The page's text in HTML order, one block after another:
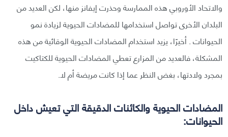
والاتحاد الأوروبي هذه الممارسة وحذرت إيفانز منها، لكن العديد من
البلدان الأخرى تواصل استخدامها للمضادات الحيوية لزيادة نمو
الحيوانات . أخيرًا، يزيد استخدام المضادات الحيوية الوقائية من هذه
المشكلة، فالعديد من المزارع تعطي المضادات الحيوية للكتاكيت
بمجرد ولادتها، بغض النظر عما إذا كانت مريضة أم لا.
المضادات الحيوية والكائنات الدقيقة التي تعيش داخل
الحيوانات: